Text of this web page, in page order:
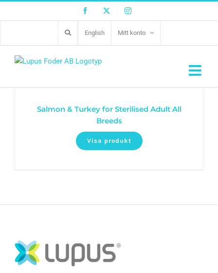
Facebook Twitter Instagram
English Mitt konto
Salmon & Turkey for Sterilised Adult All
Breeds
Visa produkt